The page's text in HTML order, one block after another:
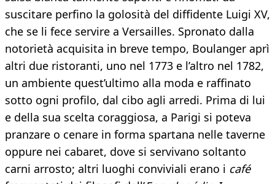
suscitare perfino la golosità del diffidente Luigi XV,
che se li fece servire a Versailles. Spronato dalla
notorietà acquisita in breve tempo, Boulanger aprì
altri due ristoranti, uno nel 1773 e l’altro nel 1782,
un ambiente quest’ultimo alla moda e raffinato
sotto ogni profilo, dal cibo agli arredi. Prima di lui
e della sua scelta coraggiosa, a Parigi si poteva
pranzare o cenare in forma spartana nelle taverne
oppure nei cabaret, dove si servivano soltanto
carni arrosto; altri luoghi conviviali erano i café